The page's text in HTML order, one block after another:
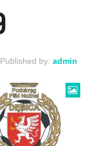
Published by: admin